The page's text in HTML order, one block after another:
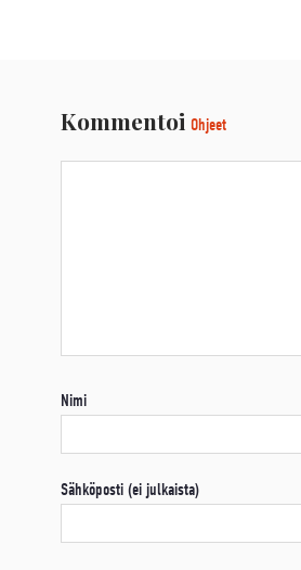
Kommentoi Ohjeet
Nimi
Sähköposti (ei julkaista)